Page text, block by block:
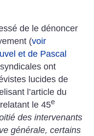
de le dénoncer
(voir
et de Pascal
ont
lucides de
l’article du
le 45e
des intervenants
générale, certains